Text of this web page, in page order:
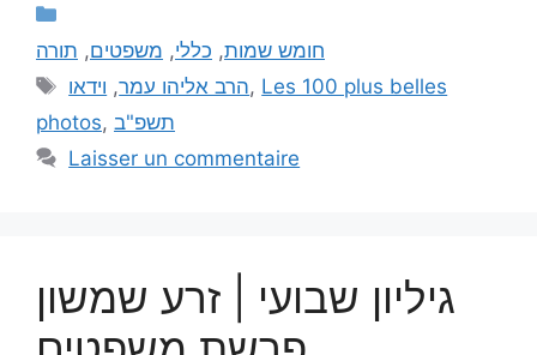
חומש שמות, כללי, משפטים, תורה
הרב אליהו עמר, וידאו , Les 100 plus belles
photos, תשפ"ב
Laisser un commentaire
גיליון שבועי | זרע שמשון